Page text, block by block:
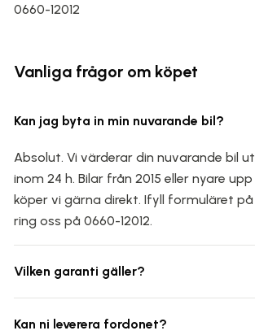
0660-12012
Vanliga frågor om köpet
Kan jag byta in min nuvarande bil?
Absolut. Vi värderar din nuvarande bil
inom 24 h. Bilar från 2015 eller nyare
köper vi gärna direkt. Ifyll formuläret på
ring oss på 0660-12012.
Vilken garanti gäller?
Kan ni leverera fordonet?